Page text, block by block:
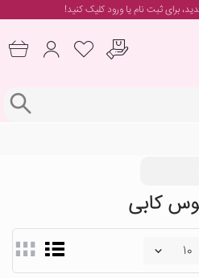
برایثبت نام یا ورودکلیک کنید!
کابی